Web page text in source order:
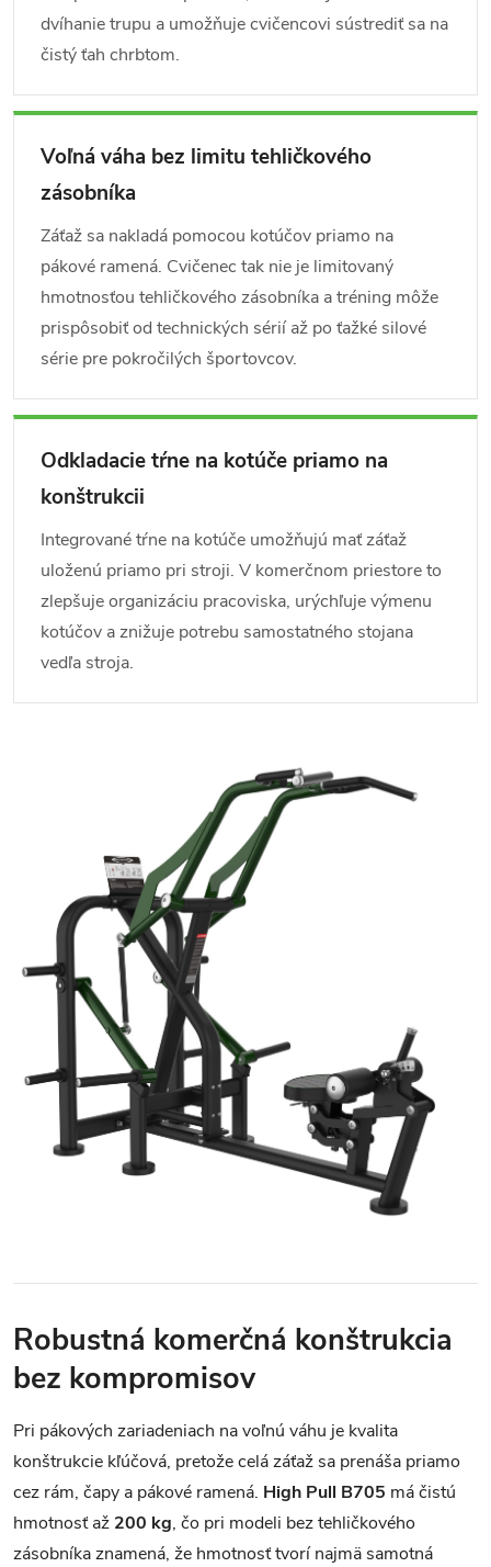
dvíhanie trupu a umožňuje cvičencovi sústrediť sa na
čistý ťah chrbtom.
Voľná váha bez limitu tehličkového
zásobníka
Záťaž sa nakladá pomocou kotúčov priamo na
pákové ramená. Cvičenec tak nie je limitovaný
hmotnosťou tehličkového zásobníka a tréning môže
prispôsobiť od technických sérií až po ťažké silové
série pre pokročilých športovcov.
Odkladacie tŕne na kotúče priamo na
konštrukcii
Integrované tŕne na kotúče umožňujú mať záťaž
uloženú priamo pri stroji. V komerčnom priestore to
zlepšuje organizáciu pracoviska, urýchľuje výmenu
kotúčov a znižuje potrebu samostatného stojana
vedľa stroja.
Robustná komerčná konštrukcia
bez kompromisov
Pri pákových zariadeniach na voľnú váhu je kvalita
konštrukcie kľúčová, pretože celá záťaž sa prenáša priamo
cez rám, čapy a pákové ramená. High Pull B705 má čistú
hmotnosť až 200 kg, čo pri modeli bez tehličkového
zásobníka znamená, že hmotnosť tvorí najmä samotná